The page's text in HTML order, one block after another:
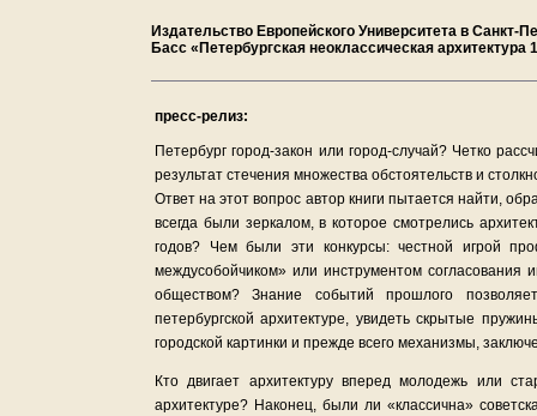
Издательство Европейского Университета в Санкт-
Басс «Петербургская неоклассическая
пресс-релиз:
Петербург город-закон или город-случай? Четко
результат стечения множества обстоятельств и
Ответ на этот вопрос автор книги пытается найти,
всегда были зеркалом, в которое смотрелись
годов? Чем были эти конкурсы: честной игрой
междусобойчиком» или инструментом
обществом? Знание событий прошлого
петербургской архитектуре, увидеть скрытые
городской картинки и прежде всего механизмы,
Кто двигает архитектуру вперед молодежь или
архитектуре? Наконец, были ли «классична»